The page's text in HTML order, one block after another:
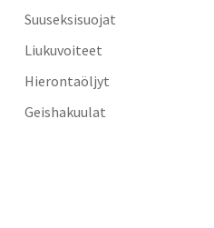
Suuseksisuojat
Liukuvoiteet
Hierontaöljyt
Geishakuulat